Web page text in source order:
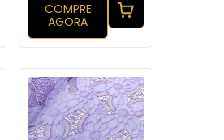
COMPRE
AGORA